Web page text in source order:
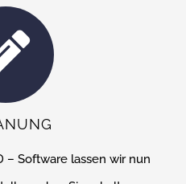
– Software lassen wir nun